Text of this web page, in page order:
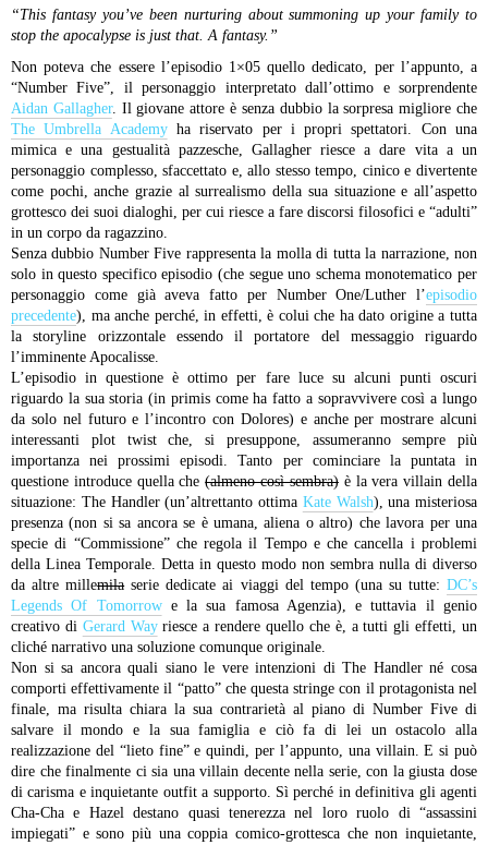
“This fantasy you’ve been nurturing about summoning up your family to
stop the apocalypse is just that. A fantasy.”
Non poteva che essere l’episodio 1×05 quello dedicato, per l’appunto, a
“Number Five”, il personaggio interpretato dall’ottimo e sorprendente
Aidan Gallagher. Il giovane attore è senza dubbio la sorpresa migliore che
The Umbrella Academyha riservato per i propri spettatori. Con una
mimica e una gestualità pazzesche, Gallagher riesce a dare vita a un
personaggio complesso, sfaccettato e, allo stesso tempo, cinico e divertente
come pochi, anche grazie al surrealismo della sua situazione e all’aspetto
grottesco dei suoi dialoghi, per cui riesce a fare discorsi filosofici e “adulti”
in un corpo da ragazzino.
Senza dubbio Number Five rappresenta la molla di tutta la narrazione, non
solo in questo specifico episodio (che segue uno schema monotematico per
personaggio come già aveva fatto per Number One/Luther l’episodio
precedente), ma anche perché, in effetti, è colui che ha dato origine a tutta
la storyline orizzontale essendo il portatore del messaggio riguardo
l’imminente Apocalisse.
L’episodio in questione è ottimo per fare luce su alcuni punti oscuri
riguardo la sua storia (in primis come ha fatto a sopravvivere così a lungo
da solo nel futuro e l’incontro con Dolores) e anche per mostrare alcuni
interessanti plot twist che, si presuppone, assumeranno sempre più
importanza nei prossimi episodi. Tanto per cominciare la puntata in
questione introduce quella che(almeno così sembra)è la vera villain della
situazione: The Handler (un’altrettanto ottima Kate Walsh), una misteriosa
presenza (non si sa ancora se è umana, aliena o altro) che lavora per una
specie di “Commissione” che regola il Tempo e che cancella i problemi
della Linea Temporale. Detta in questo modo non sembra nulla di diverso
da altre millemilaserie dedicate ai viaggi del tempo (una su tutte:DC’s
Legends Of Tomorrowe la sua famosa Agenzia), e tuttavia il genio
creativo di Gerard Wayriesce a rendere quello che è, a tutti gli effetti, un
cliché narrativo una soluzione comunque originale.
Non si sa ancora quali siano le vere intenzioni di The Handler né cosa
comporti effettivamente il “patto” che questa stringe con il protagonista nel
finale, ma risulta chiara la sua contrarietà al piano di Number Five di
salvare il mondo e la sua famiglia e ciò fa di lei un ostacolo alla
realizzazione del “lieto fine” e quindi, per l’appunto, una villain. E si può
dire che finalmente ci sia una villain decente nella serie, con la giusta dose
di carisma e inquietante outfit a supporto. Sì perché in definitiva gli agenti
Cha-Cha e Hazel destano quasi tenerezza nel loro ruolo di “assassini
impiegati” e sono più una coppia comico-grottesca che non inquietante,